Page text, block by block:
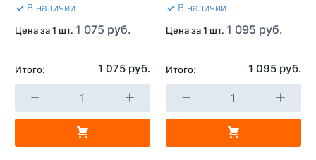
В наличии
Цена за 1 шт. 1 075 руб.
Итого: 1 075 руб.
В наличии
Цена за 1 шт. 1 095 руб.
Итого: 1 095 руб.